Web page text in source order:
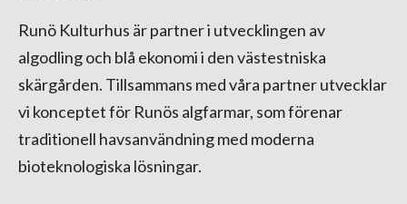
Runö Kulturhus är partner i utvecklingen av
algodling och blå ekonomi i den västestniska
skärgården. Tillsammans med våra partner utvecklar
vi konceptet för Runös algfarmar, som förenar
traditionell havsanvändning med moderna
bioteknologiska lösningar.